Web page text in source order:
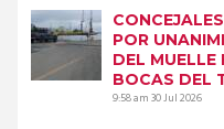
POR
DEL MUELLE
BOCAS DEL
9:58 am30 Jul 2026